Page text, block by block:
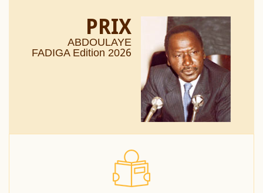
PRIX
ABDOULAYE
FADIGA Edition 2026